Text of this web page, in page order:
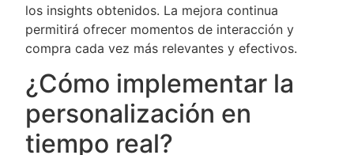
los insights obtenidos. La mejora continua
permitirá ofrecer momentos de interacción y
compra cada vez más relevantes y efectivos.
¿Cómo implementar la
personalización en
tiempo real?